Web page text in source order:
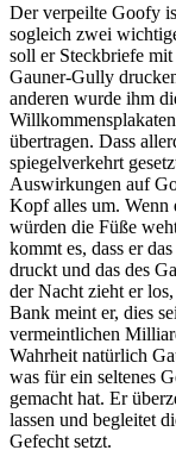
Der verpeilte Goofy
sogleich zwei
soll er Steckbriefe
Gauner-Gully
anderen wurde ihm
übertragen. Dass
spiegelverkehrt
Auswirkungen auf
Kopf alles um. Wenn
würden die Füße
kommt es, dass er
druckt und das des
der Nacht zieht er
Bank meint er, dies
vermeintlichen
Wahrheit natürlich
was für ein seltenes
gemacht hat. Er
lassen und begleitet
Gefecht setzt.